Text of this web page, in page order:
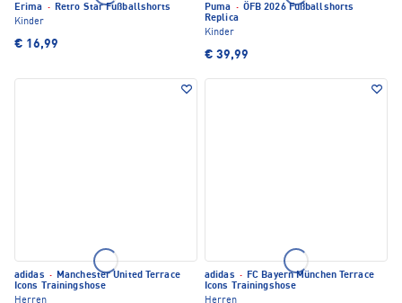
Erima · Retro Star Fußballshorts
Kinder
€ 16,99
Puma · ÖFB 2026 Fußballshorts
Replica
Kinder
€ 39,99
adidas · Manchester United Terrace
Icons Trainingshose
Herren
adidas · FC Bayern München Terrace
Icons Trainingshose
Herren